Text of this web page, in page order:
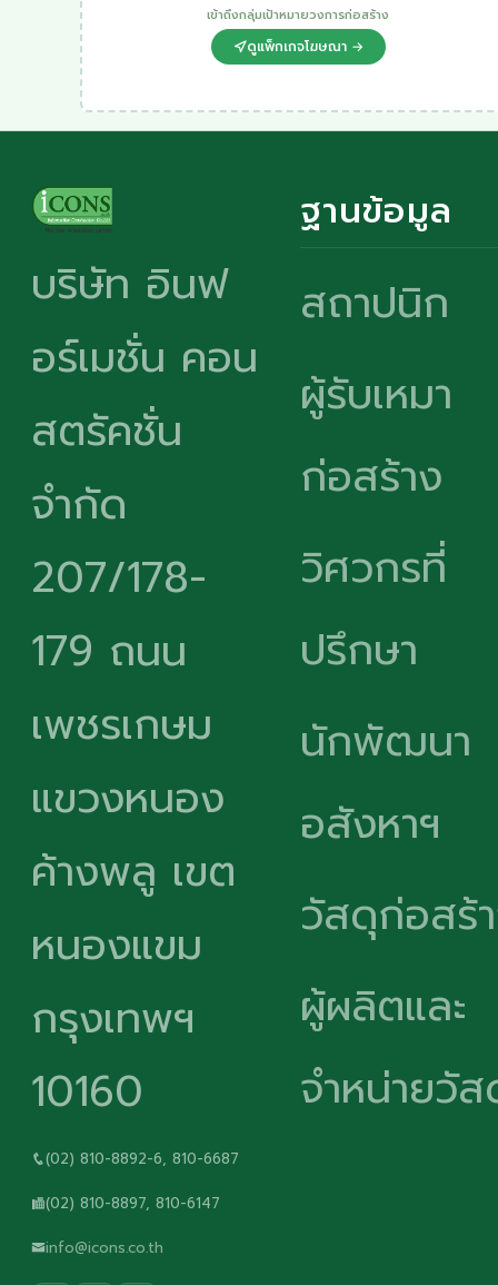
เข้าถึงกลุ่มเป้าหมายวงการก่อสร้าง
ดูแพ็กเกจโฆษณา →
บริษัท อินฟ
อร์เมชั่น คอน
สตรัคชั่น
จำกัด
207/178-
179 ถนน
เพชรเกษม
แขวงหนอง
ค้างพลู เขต
หนองแขม
กรุงเทพฯ
10160
(02) 810-8892-6, 810-6687
(02) 810-8897, 810-6147
info@icons.co.th
ฐานข้อมูล
สถาปนิก
ผู้รับเหมา
ก่อสร้าง
วิศวกรที่
ปรึกษา
นักพัฒนา
อสังหาฯ
วัสดุก่อสร้
ผู้ผลิตและ
จำหน่ายวั